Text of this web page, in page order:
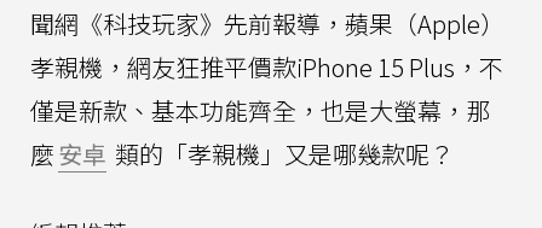
聞網《科技玩家》先前報導，蘋果（Apple）
孝親機，網友狂推平價款iPhone 15 Plus，不
僅是新款、基本功能齊全，也是大螢幕，那
麼安卓 類的「孝親機」又是哪幾款呢？